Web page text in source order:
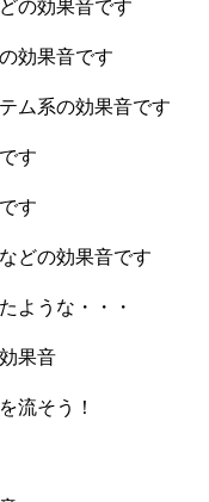
の効果音です
効果音です
ム系の効果音です
す
す
どの効果音です
ような・・・
果音
流そう！